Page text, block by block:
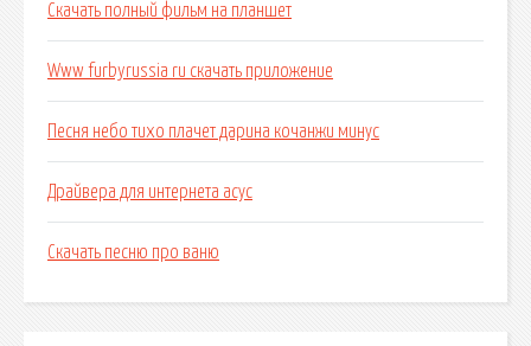
Скачать полный фильм на планшет
Www furbyrussia ru скачать приложение
Песня небо тихо плачет дарина кочанжи минус
Драйвера для интернета асус
Скачать песню про ваню